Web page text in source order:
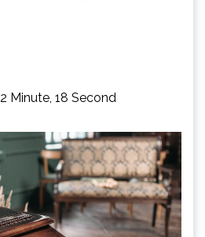
2 Minute, 18 Second